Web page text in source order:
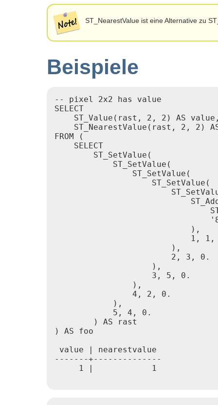
ST_NearestValue ist eine Alternative zu
Beispiele
-- pixel 2x2 has value
SELECT
ST_Value(rast, 2, 2) AS
ST_NearestValue(rast, 2, 2)
FROM (
    SELECT
        ST_SetValue(
            ST_SetValue(
                ST_SetValue(
                    ST_SetValue(
                            ),
1, 1,
                        ),
                        2, 3, 0.
                    ),
                    3, 5, 0.
                ),
                4, 2, 0.
            ),
            5, 4, 0.
        ) AS rast
) AS foo
value | nearestvalue
-------+--------------
     1 |            1